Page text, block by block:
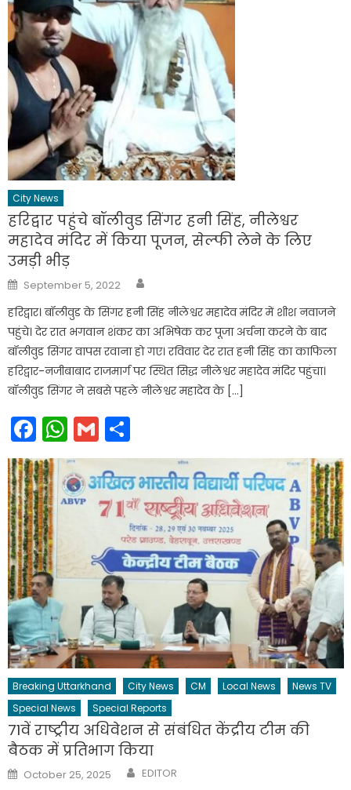
City News
हरिद्वार पहुंचे बॉलीवुड सिंगर हनी सिंह, नीलेश्वर
महादेव मंदिर में किया पूजन, सेल्फी लेने के लिए
उमड़ी भीड़
Posted
on
September 5, 2022
हरिद्वार। बॉलीवुड के सिंगर हनी सिंह नीलेश्वर महादेव मंदिर में शीश नवाजने
पहुंचे। देर रात भगवान शंकर का अभिषेक कर पूजा अर्चना करने के बाद
बॉलीवुड सिंगर वापस रवाना हो गए। रविवार देर रात हनी सिंह का काफिला
हरिद्वार-नजीबाबाद राजमार्ग पर स्थित सिद्ध नीलेश्वर महादेव मंदिर पहुंचा।
बॉलीवुड सिंगर ने सबसे पहले नीलेश्वर महादेव के […]
Facebook
WhatsApp
Gmail
Breaking Uttarkhand City News CM Local News
News TV
Special News
Special Reports
71वें राष्ट्रीय अधिवेशन से संबंधित केंद्रीय टीम की
बैठक में प्रतिभाग किया
Posted
on
October 25, 2025 Author
EDITOR